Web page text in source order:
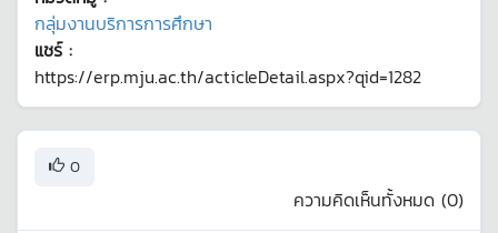
กลุ่มงานบริการการศึกษา
แชร์ :
https://erp.mju.ac.th/acticleDetail.aspx?qid=1282
0
ความคิดเห็นทั้งหมด (0)